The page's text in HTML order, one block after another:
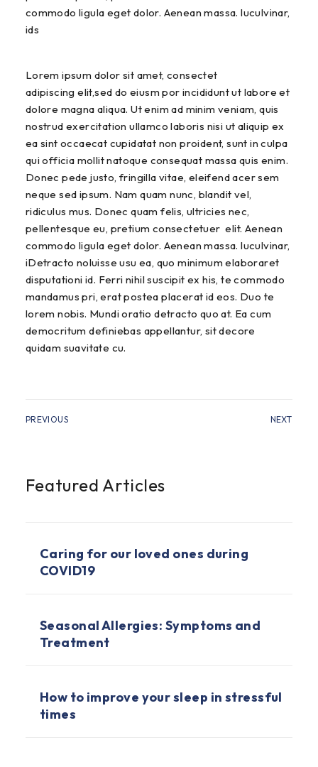
commodo ligula eget dolor. Aenean massa. luculvinar,
ids
Lorem ipsum dolor sit amet, consectet
adipiscing elit,sed do eiusm por incididunt ut labore et
dolore magna aliqua. Ut enim ad minim veniam, quis
nostrud exercitation ullamco laboris nisi ut aliquip ex
ea sint occaecat cupidatat non proident, sunt in culpa
qui officia mollit natoque consequat massa quis enim.
Donec pede justo, fringilla vitae, eleifend acer sem
neque sed ipsum. Nam quam nunc, blandit vel,
ridiculus mus. Donec quam felis, ultricies nec,
pellentesque eu, pretium consectetuer elit. Aenean
commodo ligula eget dolor. Aenean massa. luculvinar,
iDetracto noluisse usu ea, quo minimum elaboraret
disputationi id. Ferri nihil suscipit ex his, te commodo
mandamus pri, erat postea placerat id eos. Duo te
lorem nobis. Mundi oratio detracto quo at. Ea cum
democritum definiebas appellantur, sit decore
quidam suavitate cu.
PREVIOUS NEXT
Featured Articles
Caring for our loved ones during
COVID19
Seasonal Allergies: Symptoms and
Treatment
How to improve your sleep in stressful
times